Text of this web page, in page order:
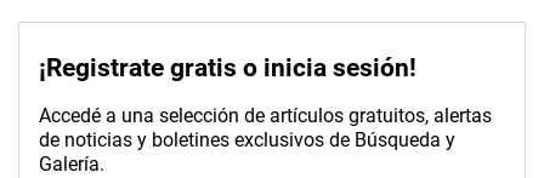
¡Registrate gratis o inicia sesión!
Accedé a una selección de artículos gratuitos, alertas
de noticias y boletines exclusivos de Búsqueda y
Galería.